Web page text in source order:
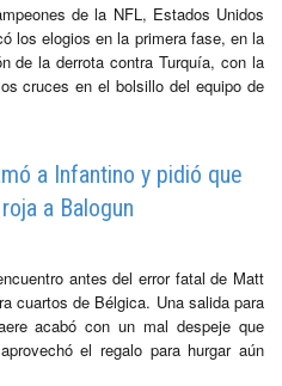
de la NFL, Estados Unidos
los elogios en la primera fase, en la
de la derrota contra Turquía, con la
cruces en el bolsillo del equipo de
a Infantino y pidió que
a Balogun
antes del error fatal de Matt
cuartos de Bélgica. Una salida para
acabó con un mal despeje que
el regalo para hurgar aún